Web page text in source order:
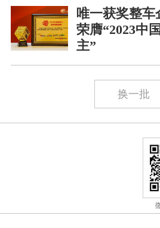
唯一获奖整
荣膺“2023中
主”
换一批